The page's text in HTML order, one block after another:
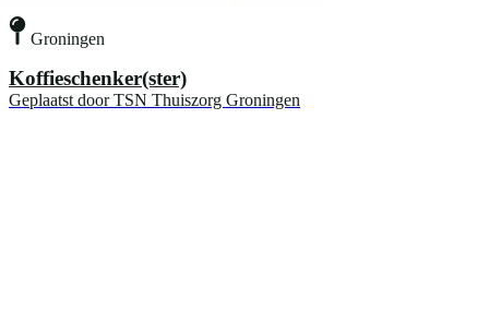
Groningen
Koffieschenker(ster)
Geplaatst door TSN Thuiszorg Groningen